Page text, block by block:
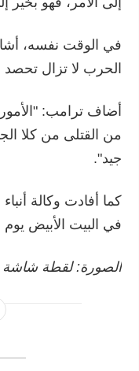
في الوقت نفسه،
الحرب لا تزال تحصد
أضاف ترامب:
من القتلى من كلا
جيد".
كما أفادت وكالة
في البيت الأبيض يوم
الصورة: لقطة شاشة